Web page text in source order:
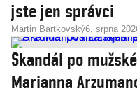
jste jen správci
Martin Bartkovský6. srpna
Skandál po
Marianna